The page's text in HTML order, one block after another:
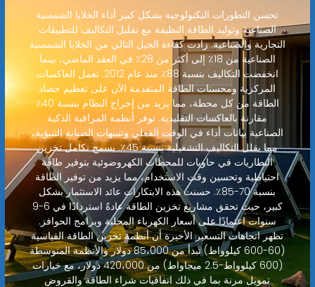
تحسن التطورات التكنولوجية بشكل كبير أداء الخلايا الشمسية
الصناعية وتوليد الطاقة النظيفة مع تقليل التكاليف للتطبيقات
التجارية والصناعية. زادت كفاءة الجيل التالي من الخلايا الشمسية
الصناعية من 18٪ إلى أكثر من 28٪ في العقد الماضي، بينما
انخفضت التكاليف بنسبة 88٪ منذ عام 2012. تعمل العاكسات
المركزية ومحسنات الطاقة المتقدمة الآن على تعظيم حصاد
الطاقة من كل محطة، مما يزيد من إخراج النظام بنسبة 40٪
مقارنة بالعاكسات التقليدية. توفر أنظمة المراقبة الذكية
الصناعية بيانات أداء في الوقت الفعلي وتنبيهات الصيانة التنبؤية،
مما يقلل التكاليف التشغيلية بنسبة 45٪. يسمح تكامل تخزين
البطاريات في حاويات للمحطات الكهروضوئية بتوفير طاقة
احتياطية وتحسين وقت الاستخدام، مما يزيد من توفير الطاقة
بنسبة 70-85٪. حسنت هذه الابتكارات عائد الاستثمار بشكل
كبير، حيث تحقق مشاريع تخزين الطاقة عادةً استردادًا في 6-9
سنوات اعتمادًا على أسعار الكهرباء المحلية وبرامج الحوافز.
تظهر اتجاهات التسعير الأخيرة أن أنظمة تخزين الطاقة القياسية
(60-600 كيلوواط) تبدأ من 85،000 دولار والأنظمة المتوسطة
(600 كيلوواط-2.5 ميجاواط) من 420،000 دولار، مع خيارات
تمويل مرنة بما في ذلك اتفاقيات شراء الطاقة والقروض